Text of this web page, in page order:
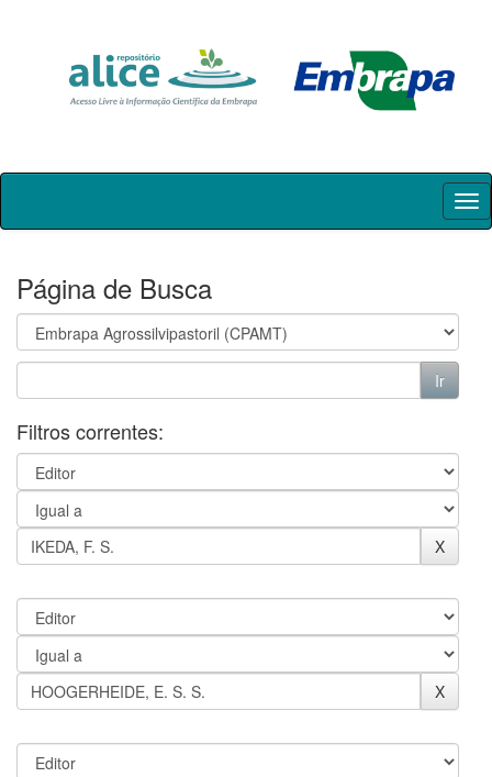
Skip
Página de Busca
Filtros correntes: